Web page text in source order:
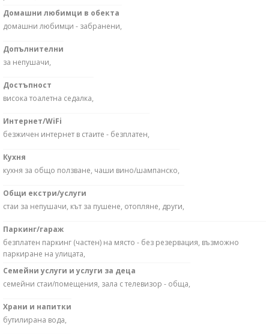
Домашни любимци в обекта
домашни любимци - забранени,
Допълнителни
за непушачи,
Достъпност
висока тоалетна седалка,
Интернет/WiFi
безжичен интернет в стаите - безплатен,
Кухня
кухня за общо ползване, чаши вино/шампанско,
Общи екстри/услуги
стаи за непушачи, кът за пушене, отопляне, други,
Паркинг/гараж
безплатен паркинг (частен) на място - без резервация, възможно
паркиране на улицата,
Семейни услуги и услуги за деца
семейни стаи/помещения, зала с телевизор - обща,
Храни и напитки
бутилирана вода,